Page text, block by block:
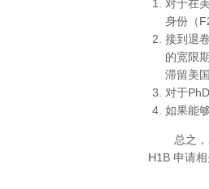
对于在
身份（
接到退
的宽限
滞留美
对于
如果能
总之，
H1B 申请相